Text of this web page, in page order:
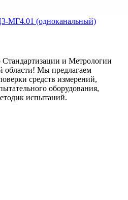
МГ4.01 (одноканальный)
и Метрологии
области! Мы предлагаем
средств измерений,
оборудования,
испытаний.